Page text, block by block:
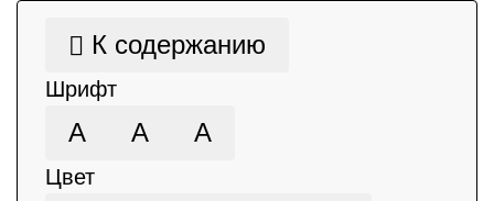
К содержанию
Шрифт
А А А
Цвет